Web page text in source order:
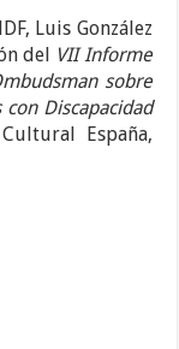
Luis González
del
VII Informe
sobre
Discapacidad
España,